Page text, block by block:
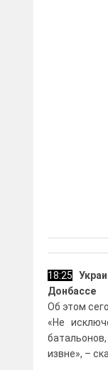
18:25
Донбассе
Об этом
«Не
извне», –